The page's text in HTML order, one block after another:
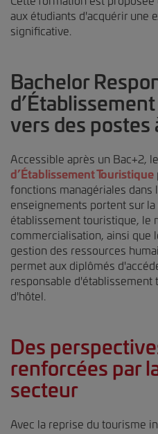
aux étudiants d'acquérir une
significative.
Bachelor
vers des postes
Accessible après un Bac+2, le
d’Établissement Touristique
fonctions managériales dans
enseignements portent sur
établissement touristique, le
commercialisation, ainsi que
gestion des ressources
permet aux diplômés
responsable d'établissement
d'hôtel.
Des
renforcées par
secteur
Avec la reprise du tourisme